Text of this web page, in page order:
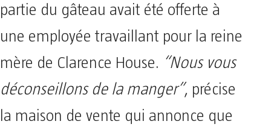
partie du gâteau avait été offerte à
une employée travaillant pour la reine
mère de Clarence House. “Nous vous
déconseillons de la manger”, précise
la maison de vente qui annonce que